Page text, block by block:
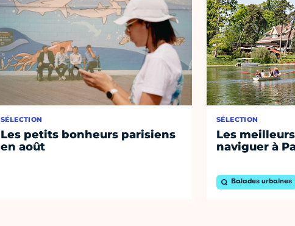
SÉLECTION
Les petits bonheurs parisiens
en août
SÉLECTION
Les
naviguer à
Balades urbaines